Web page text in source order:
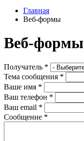
Главная
Веб-формы
Веб-формы
Получатель *
Тема сообщения *
Ваше имя *
Ваш телефон *
Ваш email *
Сообщение *